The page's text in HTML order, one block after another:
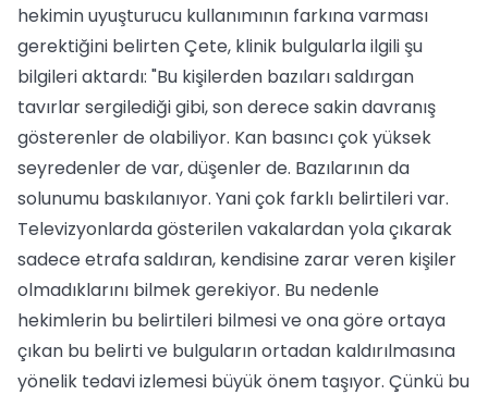
hekimin uyuşturucu kullanımının farkına varması
gerektiğini belirten Çete, klinik bulgularla ilgili şu
bilgileri aktardı: "Bu kişilerden bazıları saldırgan
tavırlar sergilediği gibi, son derece sakin davranış
gösterenler de olabiliyor. Kan basıncı çok yüksek
seyredenler de var, düşenler de. Bazılarının da
solunumu baskılanıyor. Yani çok farklı belirtileri var.
Televizyonlarda gösterilen vakalardan yola çıkarak
sadece etrafa saldıran, kendisine zarar veren kişiler
olmadıklarını bilmek gerekiyor. Bu nedenle
hekimlerin bu belirtileri bilmesi ve ona göre ortaya
çıkan bu belirti ve bulguların ortadan kaldırılmasına
yönelik tedavi izlemesi büyük önem taşıyor. Çünkü bu